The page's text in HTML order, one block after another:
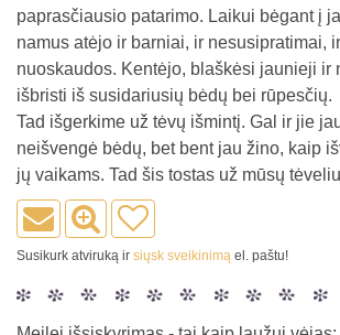
paprasčiausio patarimo. Laikui bėgant į
namus atėjo ir barniai, ir nesusipratimai,
nuoskaudos. Kentėjo, blaškėsi jaunieji ir
išbristi iš susidariusių bėdų bei rūpesčių.
Tad išgerkime už tėvų išmintį. Gal ir jie
neišvengė bėdų, bet bent jau žino, kaip
jų vaikams. Tad šis tostas už mūsų
Susikurk atviruką ir siųsk sveikinimą el. paštu!